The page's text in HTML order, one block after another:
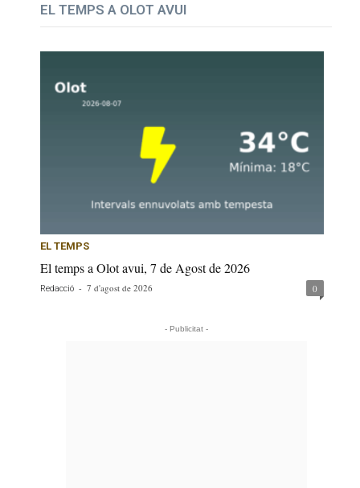
EL TEMPS A OLOT AVUI
EL TEMPS
El temps a Olot avui, 7 de Agost de 2026
Redacció - 7 d'agost de 2026 0
- Publicitat -